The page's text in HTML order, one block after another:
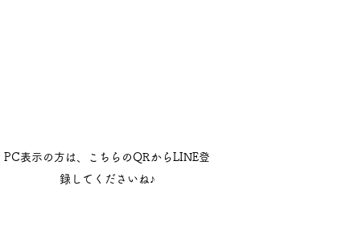
PC表示の方は、こちらのQRからLINE登
録してくださいね♪